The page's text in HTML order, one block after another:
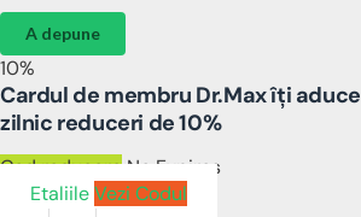
A depune
10%
Cardul de membru Dr.Max îți aduce
zilnic reduceri de 10%
Cod reducere No Expires
EtaliileVezi Codul